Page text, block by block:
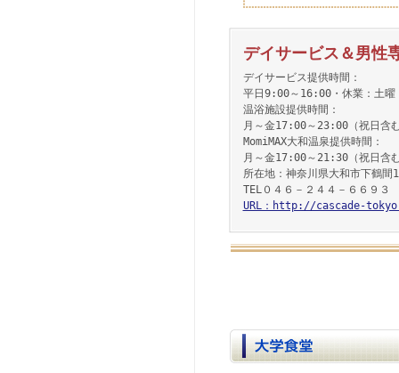
デイサービス＆男性
デイサービス提供時間：
平日9:00～16:00・休業：土曜
温浴施設提供時間：
月～金17:00～23:00（祝日
MomiMAX大和温泉提供時間：
月～金17:00～21:30（祝日
所在地：神奈川県大和市下鶴間
TEL０４６－２４４－６６９３
URL：http://cascade-